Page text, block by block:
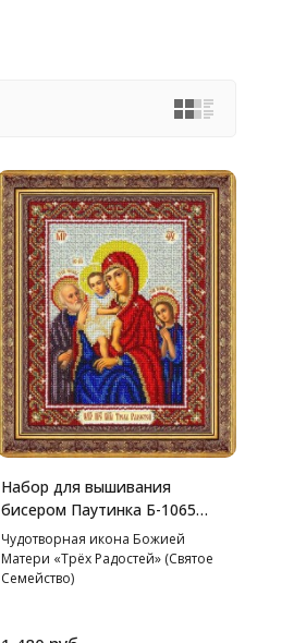
Набор для вышивания
бисером Паутинка Б-1065
Пр.Богородица Трех
радостей, 20*25 см
Чудотворная икона Божией
Матери «Трёх Радостей» (Святое
Семейство)